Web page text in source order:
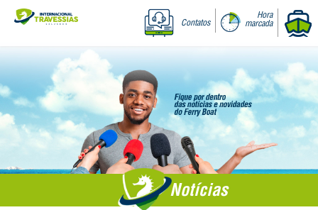
Contatos
Hora
marcada
Notícias